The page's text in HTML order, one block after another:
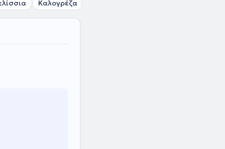
Καλογρέζα